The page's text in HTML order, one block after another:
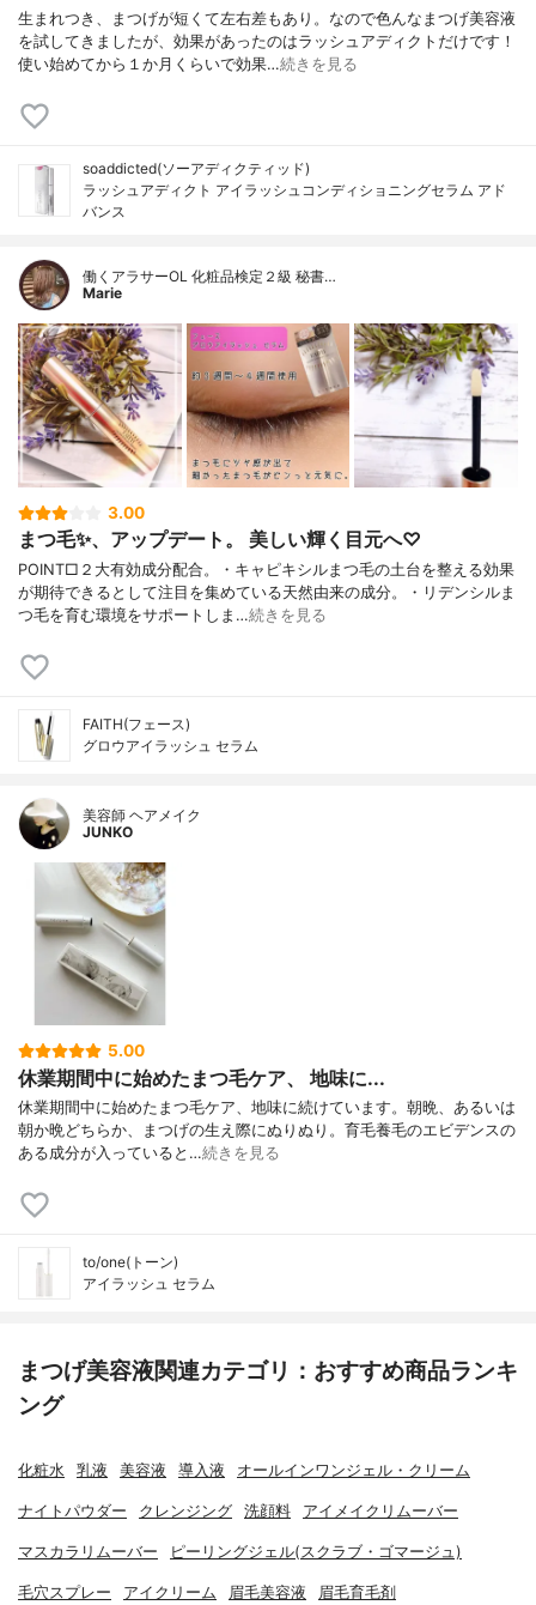
生まれつき、まつげが短くて左右差もあり。なので色んなまつげ美容液
を試してきましたが、効果があったのはラッシュアディクトだけです！
使い始めてから１か月くらいで効果…続きを見る
soaddicted(ソーアディクティッド)
ラッシュアディクト アイラッシュコンディショニングセラム アド
バンス
働くアラサーOL 化粧品検定２級 秘書…
Marie
3.00
まつ毛✨、アップデート。 美しい輝く目元へ♡
POINT□２大有効成分配合。・キャピキシルまつ毛の土台を整える効果
が期待できるとして注目を集めている天然由来の成分。・リデンシルま
つ毛を育む環境をサポートしま…続きを見る
FAITH(フェース)
グロウアイラッシュ セラム
美容師 ヘアメイク
JUNKO
5.00
休業期間中に始めたまつ毛ケア、 地味に...
休業期間中に始めたまつ毛ケア、地味に続けています。朝晩、あるいは
朝か晩どちらか、まつげの生え際にぬりぬり。育毛養毛のエビデンスの
ある成分が入っていると…続きを見る
to/one(トーン)
アイラッシュ セラム
まつげ美容液関連カテゴリ：おすすめ商品ランキ
ング
化粧水 乳液 美容液 導入液 オールインワンジェル・クリーム
ナイトパウダー クレンジング 洗顔料 アイメイクリムーバー
マスカラリムーバー ピーリングジェル(スクラブ・ゴマージュ)
毛穴スプレー アイクリーム 眉毛美容液 眉毛育毛剤